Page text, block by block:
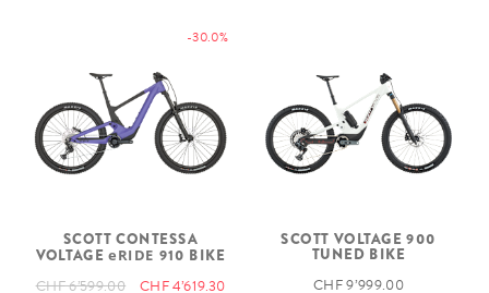
-30.0%
SCOTT CONTESSA
VOLTAGEeRIDE 910 BIKE
CHF 6’599.00 CHF 4’619.30
SCOTT VOLTAGE 900
TUNED BIKE
CHF 9’999.00